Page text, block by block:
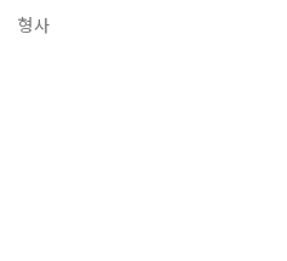
형사